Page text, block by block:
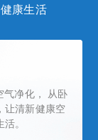
康生活
气净化， 从卧
让清新健康空
。